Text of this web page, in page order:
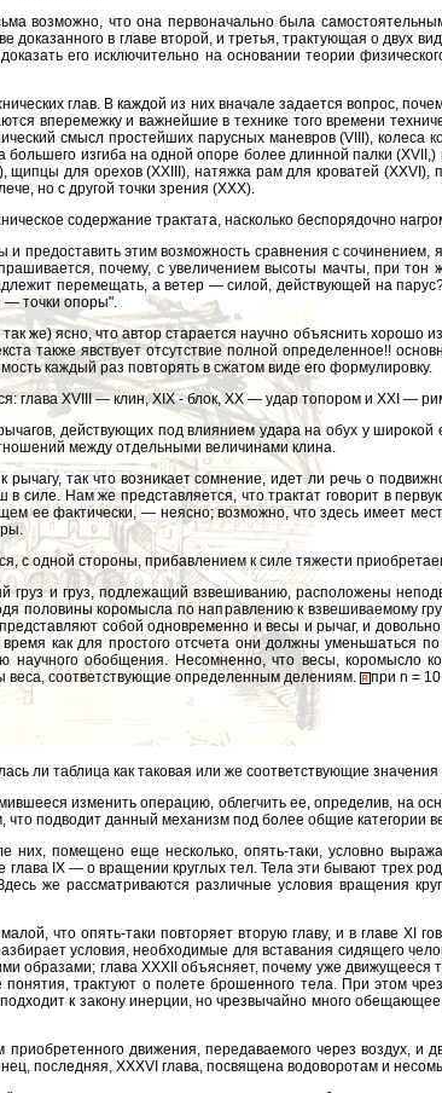
возможно, что она первоначально была
в главе второй, и третья, трактующая о двух
его исключительно на основании теории
глав. В каждой из них вначале задается вопрос,
вперемежку и важнейшие в технике того времени
смысл простейших парусных маневров (VIII), колеса
изгиба на одной опоре более длинной палки
для орехов (XXIII), натяжка рам для кроватей
но с другой точки зрения (XXX).
содержание трактата, насколько беспорядочно
и предоставить этим возможность сравнения с
почему, с увеличением высоты мачты, при
перемещать, а ветер — силой, действующей на
— точки опоры".
же) ясно, что автор старается научно объяснить
также явствует отсутствие полной определенное!!
каждый раз повторять в сжатом виде его формулировку.
глава XVIII — клин, XIX - блок, XX — удар топором и XXI —
действующих под влиянием удара на обух у
между отдельными величинами клина.
так что возникает сомнение, идет ли речь о
Нам же представляется, что трактат говорит в
ее фактически, — неясно; возможно, что здесь имеет
с одной стороны, прибавлением к силе тяжести
груз и груз, подлежащий взвешиванию, расположены
половины коромысла по направлению к взвешиваемому
представляют собой одновременно и весы и рычаг, и
как для простого отсчета они должны уменьшаться
научного обобщения. Несомненно, что весы, коромысло
веса, соответствующие определенным делениям.
при n =
ли таблица как таковая или же соответствующие
изменить операцию, облегчить ее, определив, на
что подводит данный механизм под более общие категории
них, помещено еще несколько, опять-таки, условно
IX — о вращении круглых тел. Тела эти бывают трех
же рассматриваются различные условия вращения
что опять-таки повторяет вторую главу, и в главе XI
условия, необходимые для вставания сидящего
образами; глава XXXII объясняет, почему уже
трактуют о полете брошенного тела. При этом
к закону инерции, но чрезвычайно много
движения, передаваемого через воздух, и
последняя, XXXVI глава, посвящена водоворотам и